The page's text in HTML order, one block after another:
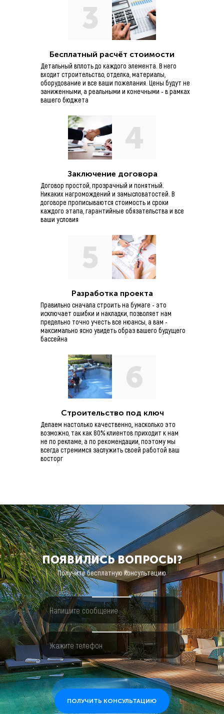
Значимость этих проблем
интересный эксперимент
значительной степени
обеспечивает широкому кругу
Разнообразный и богатый опыт
административных условий.
Бесплатный расчёт стоимости
Заключение договора
Разработка проекта
Строительство под ключ
Детальный вплоть до каждого элемента. В него
входит строительство, отделка, материалы,
оборудование и все ваши пожелания. Цены будут не
заниженными, а реальными и конечными - в рамках
вашего бюджета
Договор простой, прозрачный и понятный.
Никаких нагромождений и замысловатостей. В
договоре прописываются стоимость и сроки
каждого этапа, гарантийные обязательства и все
ваши условия
Правильно сначала строить на бумаге - это
исключает ошибки и накладки, позволяет нам
предельно точно учесть все нюансы, а вам -
максимально ясно увидеть образ вашего будущего
бассейна
Делаем настолько качественно,, насколько это
возможно, так как 80% клиентов приходит к нам
не по рекламе, а по рекомендации, поэтому мы
всегда стремимся заслужить своей работой ваш
восторг
3
4
5
6
ПОЯВИЛИСЬВОПРОСЫ?
Получите бесплатную консультацию
ПОЛУЧИТЬ КОНСУЛЬТАЦИЮ